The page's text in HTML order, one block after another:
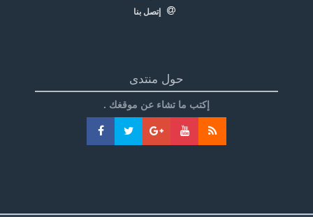
إتصل بنا
حول منتدى
إكتب ما تشاء عن موقغك .